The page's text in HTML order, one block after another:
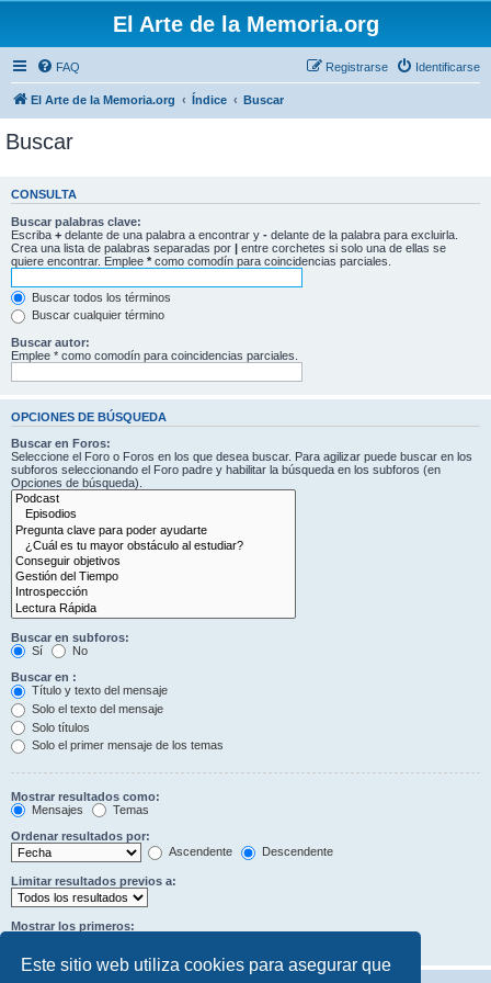
Este sitio web utiliza cookies para asegurar que
El Arte de la Memoria.org
FAQ Identificarse
Registrarse
El Arte de la Memoria.org Índice Buscar
Buscar
CONSULTA
Buscar palabras clave:
Escriba + delante de una palabra a encontrar y - delante de la palabra para excluirla.
Crea una lista de palabras separadas por | entre corchetes si solo una de ellas se
quiere encontrar. Emplee * como comodín para coincidencias parciales.
Buscar todos los términos
Buscar cualquier término
Buscar autor:
Emplee * como comodín para coincidencias parciales.
OPCIONES DE BÚSQUEDA
Buscar en Foros:
Seleccione el Foro o Foros en los que desea buscar. Para agilizar puede buscar en los
subforos seleccionando el Foro padre y habilitar la búsqueda en los subforos (en
Opciones de búsqueda).
Buscar en subforos:
Sí
No
Buscar en :
Título y texto del mensaje
Solo el texto del mensaje
Solo títulos
Solo el primer mensaje de los temas
Mostrar resultados como:
Mensajes
Temas
Ordenar resultados por:
Ascendente
Descendente
Limitar resultados previos a:
Mostrar los primeros: